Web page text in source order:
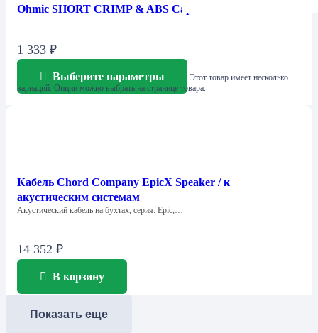
Ohmic SHORT CRIMP & ABS Cap
1 333 ₽
Выберите параметры
Этот товар имеет несколько
вариаций. Опции можно выбрать на странице товара.
Кабель Chord Company EpicX Speaker / к
акустическим системам
Акустический кабель на бухтах, серия: Epic,…
14 352 ₽
В корзину
Показать еще